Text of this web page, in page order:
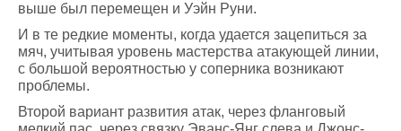
выше был перемещен и Уэйн Руни.
И в те редкие моменты, когда удается зацепиться за
мяч, учитывая уровень мастерства атакующей линии,
с большой вероятностью у соперника возникают
проблемы.
Второй вариант развития атак, через фланговый